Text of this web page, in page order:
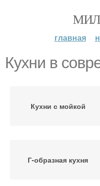
главная
Кухни в
Кухни с мойкой
Г-образная кухня